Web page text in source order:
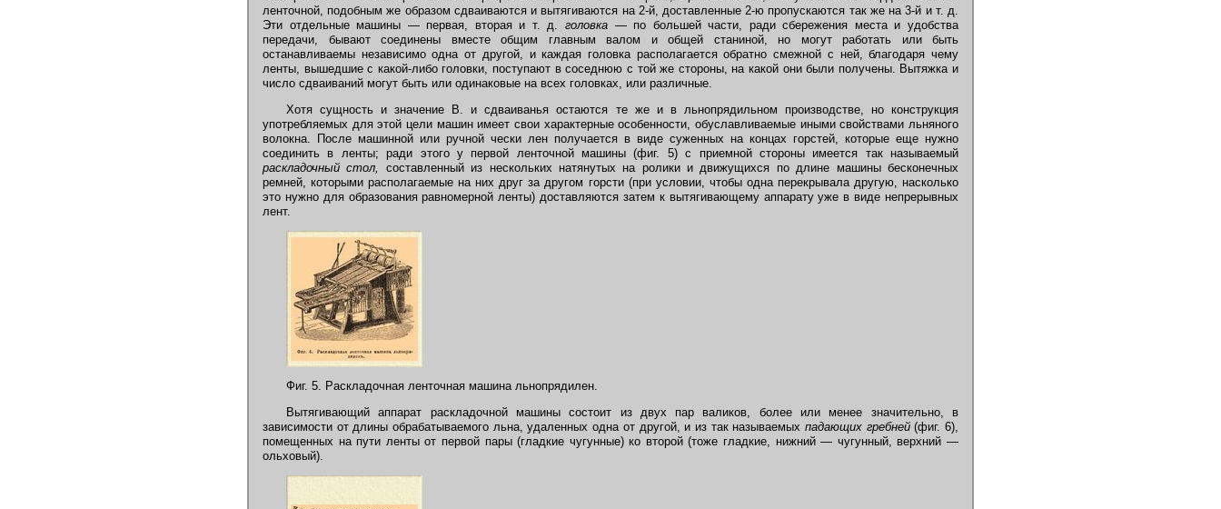
ленточной, подобным же образом сдваиваются и вытягиваются на 2-й, доставленные 2-ю пропускаются так же на 3-й и т. д.
Эти отдельные машины — первая, вторая и т. д. головка — по большей части, ради сбережения места и удобства
передачи, бывают соединены вместе общим главным валом и общей станиной, но могут работать или быть
останавливаемы независимо одна от другой, и каждая головка располагается обратно смежной с ней, благодаря чему
ленты, вышедшие с какой-либо головки, поступают в соседнюю с той же стороны, на какой они были получены. Вытяжка и
число сдваиваний могут быть или одинаковые на всех головках, или различные.
Хотя сущность и значение В. и сдваиванья остаются те же и в льнопрядильном производстве, но конструкция
употребляемых для этой цели машин имеет свои характерные особенности, обуславливаемые иными свойствами льняного
волокна. После машинной или ручной чески лен получается в виде суженных на концах горстей, которые еще нужно
соединить в ленты; ради этого у первой ленточной машины (фиг. 5) с приемной стороны имеется так называемый
раскладочный стол, составленный из нескольких натянутых на ролики и движущихся по длине машины бесконечных
ремней, которыми располагаемые на них друг за другом горсти (при условии, чтобы одна перекрывала другую, насколько
это нужно для образования равномерной ленты) доставляются затем к вытягивающему аппарату уже в виде непрерывных
лент.
Фиг. 5. Раскладочная ленточная машина льнопрядилен.
Вытягивающий аппарат раскладочной машины состоит из двух пар валиков, более или менее значительно, в
зависимости от длины обрабатываемого льна, удаленных одна от другой, и из так называемых падающих гребней(фиг. 6),
помещенных на пути ленты от первой пары (гладкие чугунные) ко второй (тоже гладкие, нижний — чугунный, верхний —
ольховый).